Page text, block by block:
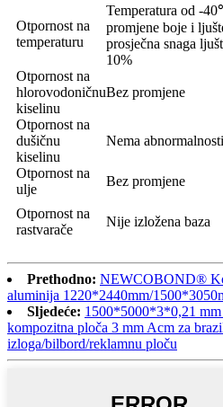
Otpornost na
temperaturu
Temperatura od -
promjene boje i
prosječna snaga
10%
Otpornost na
hlorovodoničnu
kiselinu
Bez promjene
Otpornost na
dušičnu
kiselinu
Nema
Otpornost na
ulje
Bez promjene
Otpornost na
rastvarače
Nije izložena baza
Prethodno: NEWCOBOND®
aluminija 1220*2440mm/
Sljedeće: 1500*5000*3*0,21 mm
kompozitna ploča 3 mm Acm za
izloga/bilbord/reklamnu ploču